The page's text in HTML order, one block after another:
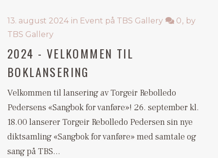
13. august 2024 in Event på TBS Gallery 0
by
TBS Gallery
2024 - VELKOMMEN TIL
BOKLANSERING
Velkommen til lansering av Torgeir Rebolledo
Pedersens «Sangbok for vanføre»! 26. september kl.
18.00 lanserer Torgeir Rebolledo Pedersen sin nye
diktsamling «Sangbok for vanføre» med samtale og
sang på TBS…